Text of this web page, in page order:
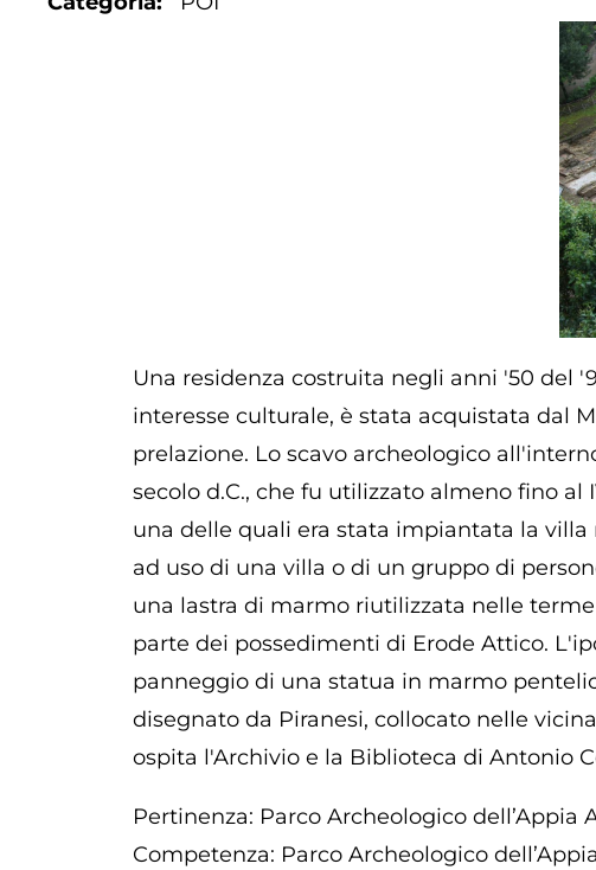
Una residenza costruita negli anni '50 del
interesse culturale, è stata acquistata dal
prelazione. Lo scavo archeologico
secolo d.C., che fu utilizzato almeno fino
una delle quali era stata impiantata la
ad uso di una villa o di un gruppo di
una lastra di marmo riutilizzata nelle
parte dei possedimenti di Erode Attico.
panneggio di una statua in marmo
disegnato da Piranesi, collocato nelle
ospita l'Archivio e la Biblioteca di Antonio
Pertinenza: Parco Archeologico dell’Appia
Competenza: Parco Archeologico